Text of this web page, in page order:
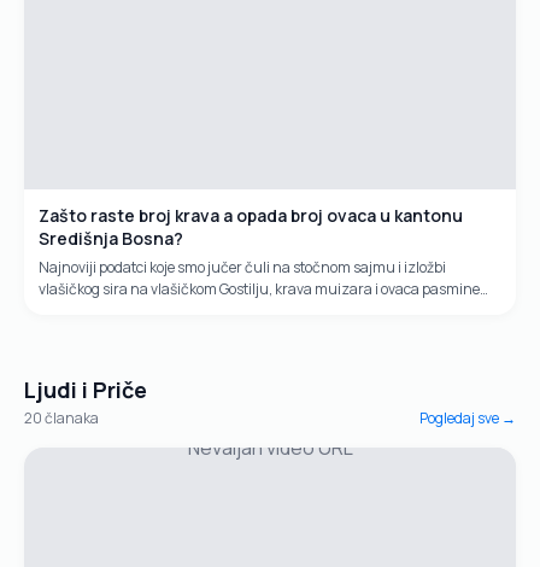
Zašto raste broj krava a opada broj ovaca u kantonu
Središnja Bosna?
Najnoviji podatci koje smo jučer čuli na stočnom sajmu i izložbi
vlašičkog sira na vlašičkom Gostilju, krava muizara i ovaca pasmine
Ljudi i Priče
20članaka Pogledaj sve →
Nevaljan video URL